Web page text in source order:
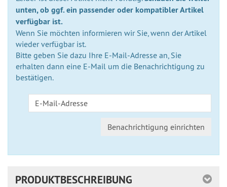
unten, ob ggf. ein passender oder kompatibler Artikel
verfügbar ist.
Wenn Sie möchten informieren wir Sie, wenn der Artikel
wieder verfügbar ist.
Bitte geben Sie dazu Ihre E-Mail-Adresse an, Sie
erhalten dann eine E-Mail um die Benachrichtigung zu
bestätigen.
Benachrichtigung einrichten
PRODUKTBESCHREIBUNG